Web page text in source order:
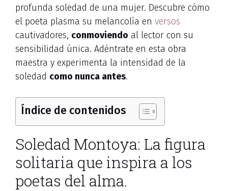
profunda soledad de una mujer. Descubre cómo
el poeta plasma su melancolía en versos
cautivadores, conmoviendo al lector con su
sensibilidad única. Adéntrate en esta obra
maestra y experimenta la intensidad de la
soledad como nunca antes.
Índice de contenidos
Soledad Montoya: La figura
solitaria que inspira a los
poetas del alma.